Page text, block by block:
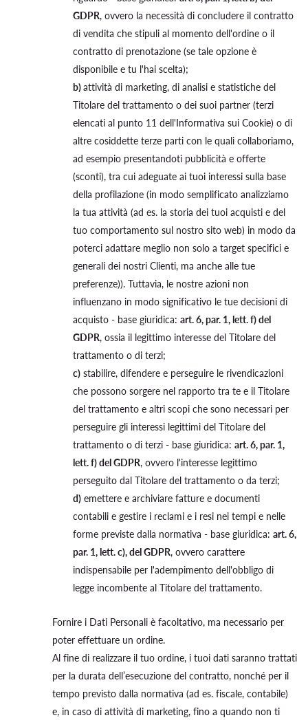
GDPR, ovvero la necessità di concludere il contratto
di vendita che stipuli al momento dell'ordine o il
contratto di prenotazione (se tale opzione è
disponibile e tu l'hai scelta);
b)attività di marketing, di analisi e statistiche del
Titolare del trattamento o dei suoi partner (terzi
elencati al punto 11 dell'Informativa sui Cookie) o di
altre cosiddette terze parti con le quali collaboriamo,
ad esempio presentandoti pubblicità e offerte
(sconti), tra cui adeguate ai tuoi interessi sulla base
della profilazione (in modo semplificato analizziamo
la tua attività (ad es. la storia dei tuoi acquisti e del
tuo comportamento sul nostro sito web) in modo da
poterci adattare meglio non solo a target specifici e
generali dei nostri Clienti, ma anche alle tue
preferenze)). Tuttavia, le nostre azioni non
influenzano in modo significativo le tue decisioni di
acquisto - base giuridica: art. 6, par. 1, lett. f) del
GDPR, ossia il legittimo interesse del Titolare del
trattamento o di terzi;
c) stabilire, difendere e perseguire le rivendicazioni
che possono sorgere nel rapporto tra te e il Titolare
del trattamento e altri scopi che sono necessari per
perseguire gli interessi legittimi del Titolare del
trattamento o di terzi - base giuridica: art. 6, par. 1,
lett. f) del GDPR, ovvero l'interesse legittimo
perseguito dal Titolare del trattamento o da terzi;
d) emettere e archiviare fatture e documenti
contabili e gestire i reclami e i resi nei tempi e nelle
forme previste dalla normativa - base giuridica: art. 6,
par. 1, lett. c), del GDPR, ovvero carattere
indispensabile per l'adempimento dell'obbligo di
legge incombente al Titolare del trattamento.
Fornire i Dati Personali è facoltativo, ma necessario per
poter effettuare un ordine.
Al fine di realizzare il tuo ordine, i tuoi dati saranno trattati
per la durata dell’esecuzione del contratto, nonché per il
tempo previsto dalla normativa (ad es. fiscale, contabile)
e, in caso di attività di marketing, fino a quando non ti